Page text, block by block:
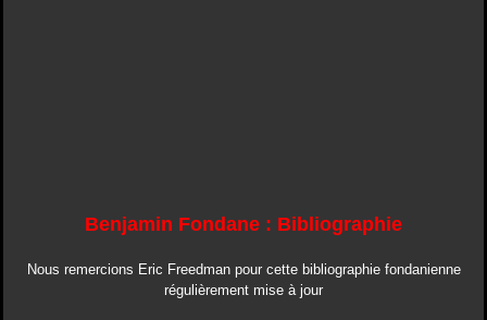
Benjamin Fondane : Bibliographie
Nous remercions Eric Freedman pour cette bibliographie fondanienne
régulièrement mise à jour